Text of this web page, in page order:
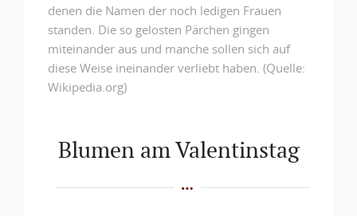
denen die Namen der noch ledigen Frauen
standen. Die so gelosten Pärchen gingen
miteinander aus und manche sollen sich auf
diese Weise ineinander verliebt haben. (Quelle:
Wikipedia.org)
Blumen am Valentinstag